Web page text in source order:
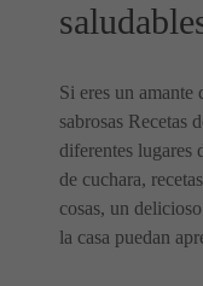
Si eres un amante
sabrosas Recetas
diferentes lugares
de cuchara,
cosas, un
la casa puedan